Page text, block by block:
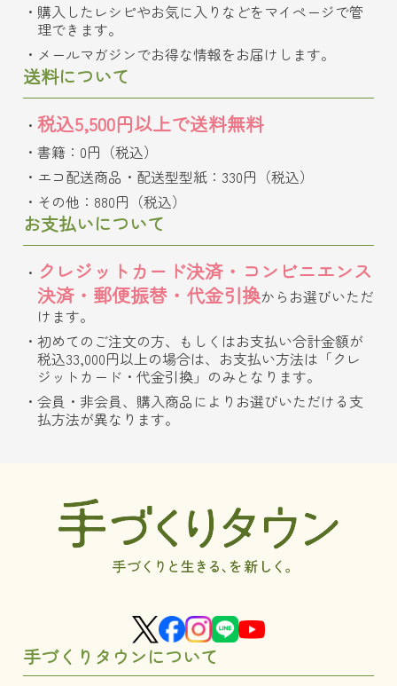
購入したレシピやお気に入りなどをマイページで管
理できます。
メールマガジンでお得な情報をお届けします。
送料について
税込5,500円以上で送料無料
書籍：0円（税込）
エコ配送商品・配送型型紙：330円（税込）
その他：880円（税込）
お支払いについて
クレジットカード決済・コンビニエンス
決済・郵便振替・代金引換からお選びいただ
けます。
初めてのご注文の方、もしくはお支払い合計金額が
税込33,000円以上の場合は、お支払い方法は「クレ
ジットカード・代金引換」のみとなります。
会員・非会員、購入商品によりお選びいただける支
払方法が異なります。
手づくりタウンについて